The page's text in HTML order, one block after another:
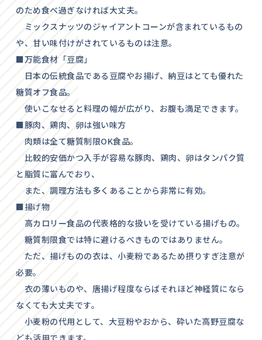
のため食べ過ぎなければ大丈夫。
ミックスナッツのジャイアントコーンが含まれているもの
や、甘い味付けがされているものは注意。
■万能食材「豆腐」
日本の伝統食品である豆腐やお揚げ、納豆はとても優れた
糖質オフ食品。
使いこなせると料理の幅が広がり、お腹も満足できます。
■豚肉、鶏肉、卵は強い味方
肉類は全て糖質制限OK食品。
比較的安価かつ入手が容易な豚肉、鶏肉、卵はタンパク質
と脂質に富んでおり、
また、調理方法も多くあることから非常に有効。
■揚げ物
高カロリー食品の代表格的な扱いを受けている揚げもの。
糖質制限食では特に避けるべきものではありません。
ただ、揚げものの衣は、小麦粉であるため摂りすぎ注意が
必要。
衣の薄いものや、唐揚げ程度ならばそれほど神経質になら
なくても大丈夫です。
小麦粉の代用として、大豆粉やおから、砕いた高野豆腐な
ども活用できます。